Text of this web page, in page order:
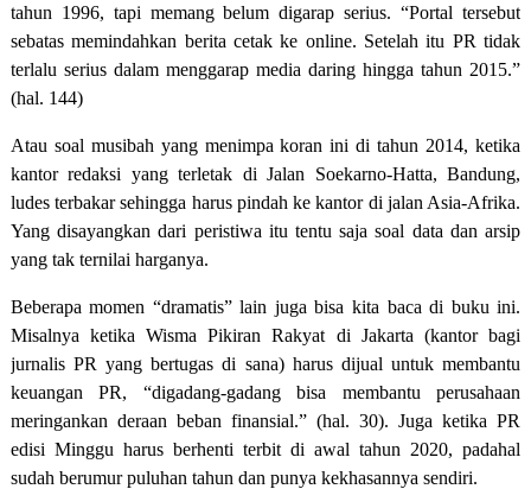
tahun 1996, tapi memang belum digarap serius. “Portal tersebut
sebatas memindahkan berita cetak ke online. Setelah itu PR tidak
terlalu serius dalam menggarap media daring hingga tahun 2015.”
(hal. 144)
Atau soal musibah yang menimpa koran ini di tahun 2014, ketika
kantor redaksi yang terletak di Jalan Soekarno-Hatta, Bandung,
ludes terbakar sehingga harus pindah ke kantor di jalan Asia-Afrika.
Yang disayangkan dari peristiwa itu tentu saja soal data dan arsip
yang tak ternilai harganya.
Beberapa momen “dramatis” lain juga bisa kita baca di buku ini.
Misalnya ketika Wisma Pikiran Rakyat di Jakarta (kantor bagi
jurnalis PR yang bertugas di sana) harus dijual untuk membantu
keuangan PR, “digadang-gadang bisa membantu perusahaan
meringankan deraan beban finansial.” (hal. 30). Juga ketika PR
edisi Minggu harus berhenti terbit di awal tahun 2020, padahal
sudah berumur puluhan tahun dan punya kekhasannya sendiri.